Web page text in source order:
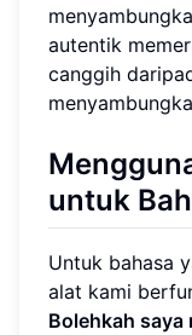
autentik
canggih
untuk
Untuk bahasa
alat kami
Bolehkah saya